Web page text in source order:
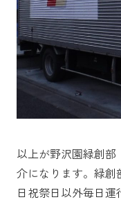
以上が野沢園緑創
介になります。緑創
日祝祭日以外毎日